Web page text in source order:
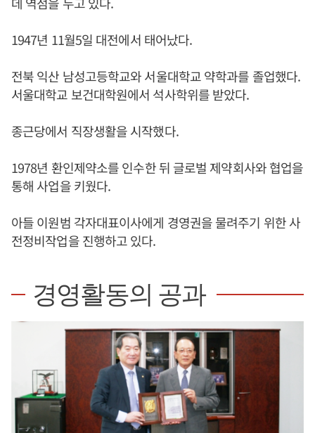
1947년 11월5일 대전에서 태어났다.
전북 익산 남성고등학교와 서울대학교 약학과를 졸업했다.
서울대학교 보건대학원에서 석사학위를 받았다.
종근당에서 직장생활을 시작했다.
1978년 환인제약소를 인수한 뒤 글로벌 제약회사와 협업을
통해 사업을 키웠다.
아들 이원범 각자대표이사에게 경영권을 물려주기 위한 사
전정비작업을 진행하고 있다.
경영활동의 공과